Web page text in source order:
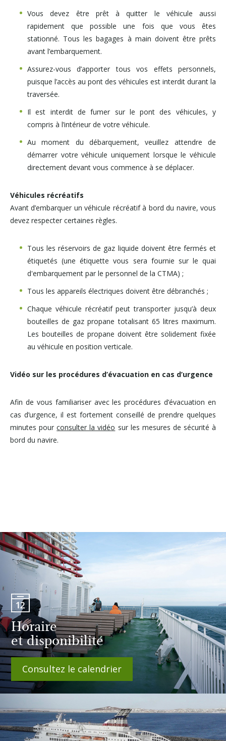
Vous devez être prêt à quitter le véhicule aussi
rapidement que possible une fois que vous êtes
stationné. Tous les bagages à main doivent être prêts
avant l’embarquement.
Assurez-vous d’apporter tous vos effets personnels,
puisque l’accès au pont des véhicules est interdit durant la
traversée.
Il est interdit de fumer sur le pont des véhicules, y
compris à l’intérieur de votre véhicule.
Au moment du débarquement, veuillez attendre de
démarrer votre véhicule uniquement lorsque le véhicule
directement devant vous commence à se déplacer.
Véhicules récréatifs
Avant d’embarquer un véhicule récréatif à bord du navire, vous
devez respecter certaines règles.
Tous les réservoirs de gaz liquide doivent être fermés et
étiquetés (une étiquette vous sera fournie sur le quai
d'embarquement par le personnel de la CTMA) ;
Tous les appareils électriques doivent être débranchés ;
Chaque véhicule récréatif peut transporter jusqu’à deux
bouteilles de gaz propane totalisant 65 litres maximum.
Les bouteilles de propane doivent être solidement fixée
au véhicule en position verticale.
Vidéo sur les procédures d’évacuation en cas d’urgence
Afin de vous familiariser avec les procédures d’évacuation en
cas d’urgence, il est fortement conseillé de prendre quelques
minutes pourconsulter la vidéo sur les mesures de sécurité à
bord du navire.
Horaire
et disponibilité
Consultez le calendrier